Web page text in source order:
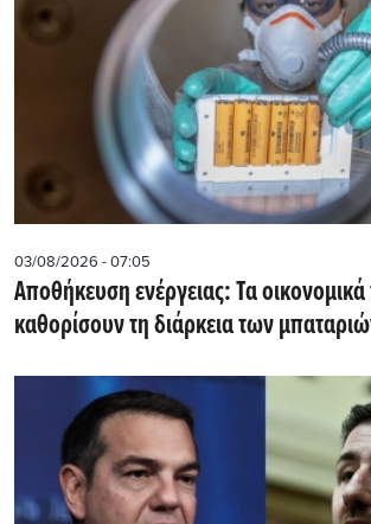
03/08/2026 - 07:05
Αποθήκευση ενέργειας: Τα
καθορίσουν τη διάρκεια των